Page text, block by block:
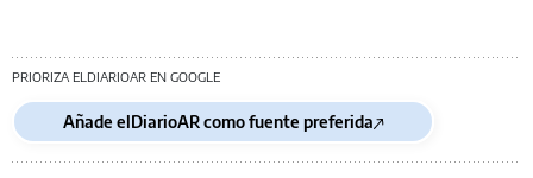
PRIORIZA ELDIARIOAR EN GOOGLE
Añade elDiarioAR como fuente preferida